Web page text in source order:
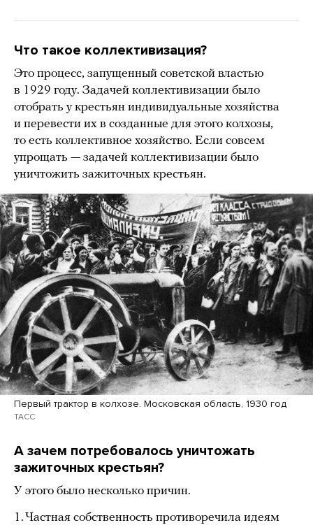
Что такое коллективизация?
Это процесс, запущенный советской властью
в 1929 году. Задачей коллективизации было
отобрать у крестьян индивидуальные хозяйства
и перевести их в созданные для этого колхозы,
то есть коллективное хозяйство. Если совсем
упрощать — задачей коллективизации было
уничтожить зажиточных крестьян.
Первый трактор в колхозе. Московская область, 1930 год
ТАСС
А зачем потребовалось уничтожать
зажиточных крестьян?
У этого было несколько причин.
1. Частная собственность противоречила идеям